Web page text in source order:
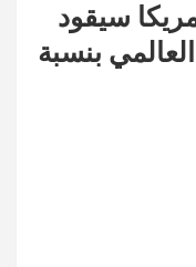
سيقود
بنسبة